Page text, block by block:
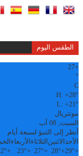
الطقس اليوم
+
27
°
C
H:+28°
L:+21°
مونتريال
السبت, 08 آب
أنظر إلى التنبؤ لسبعة أيام
الأحدالاثنين الثلاثاء الأربعاء
+
29°
+
28°
+
27°
+
23°
+